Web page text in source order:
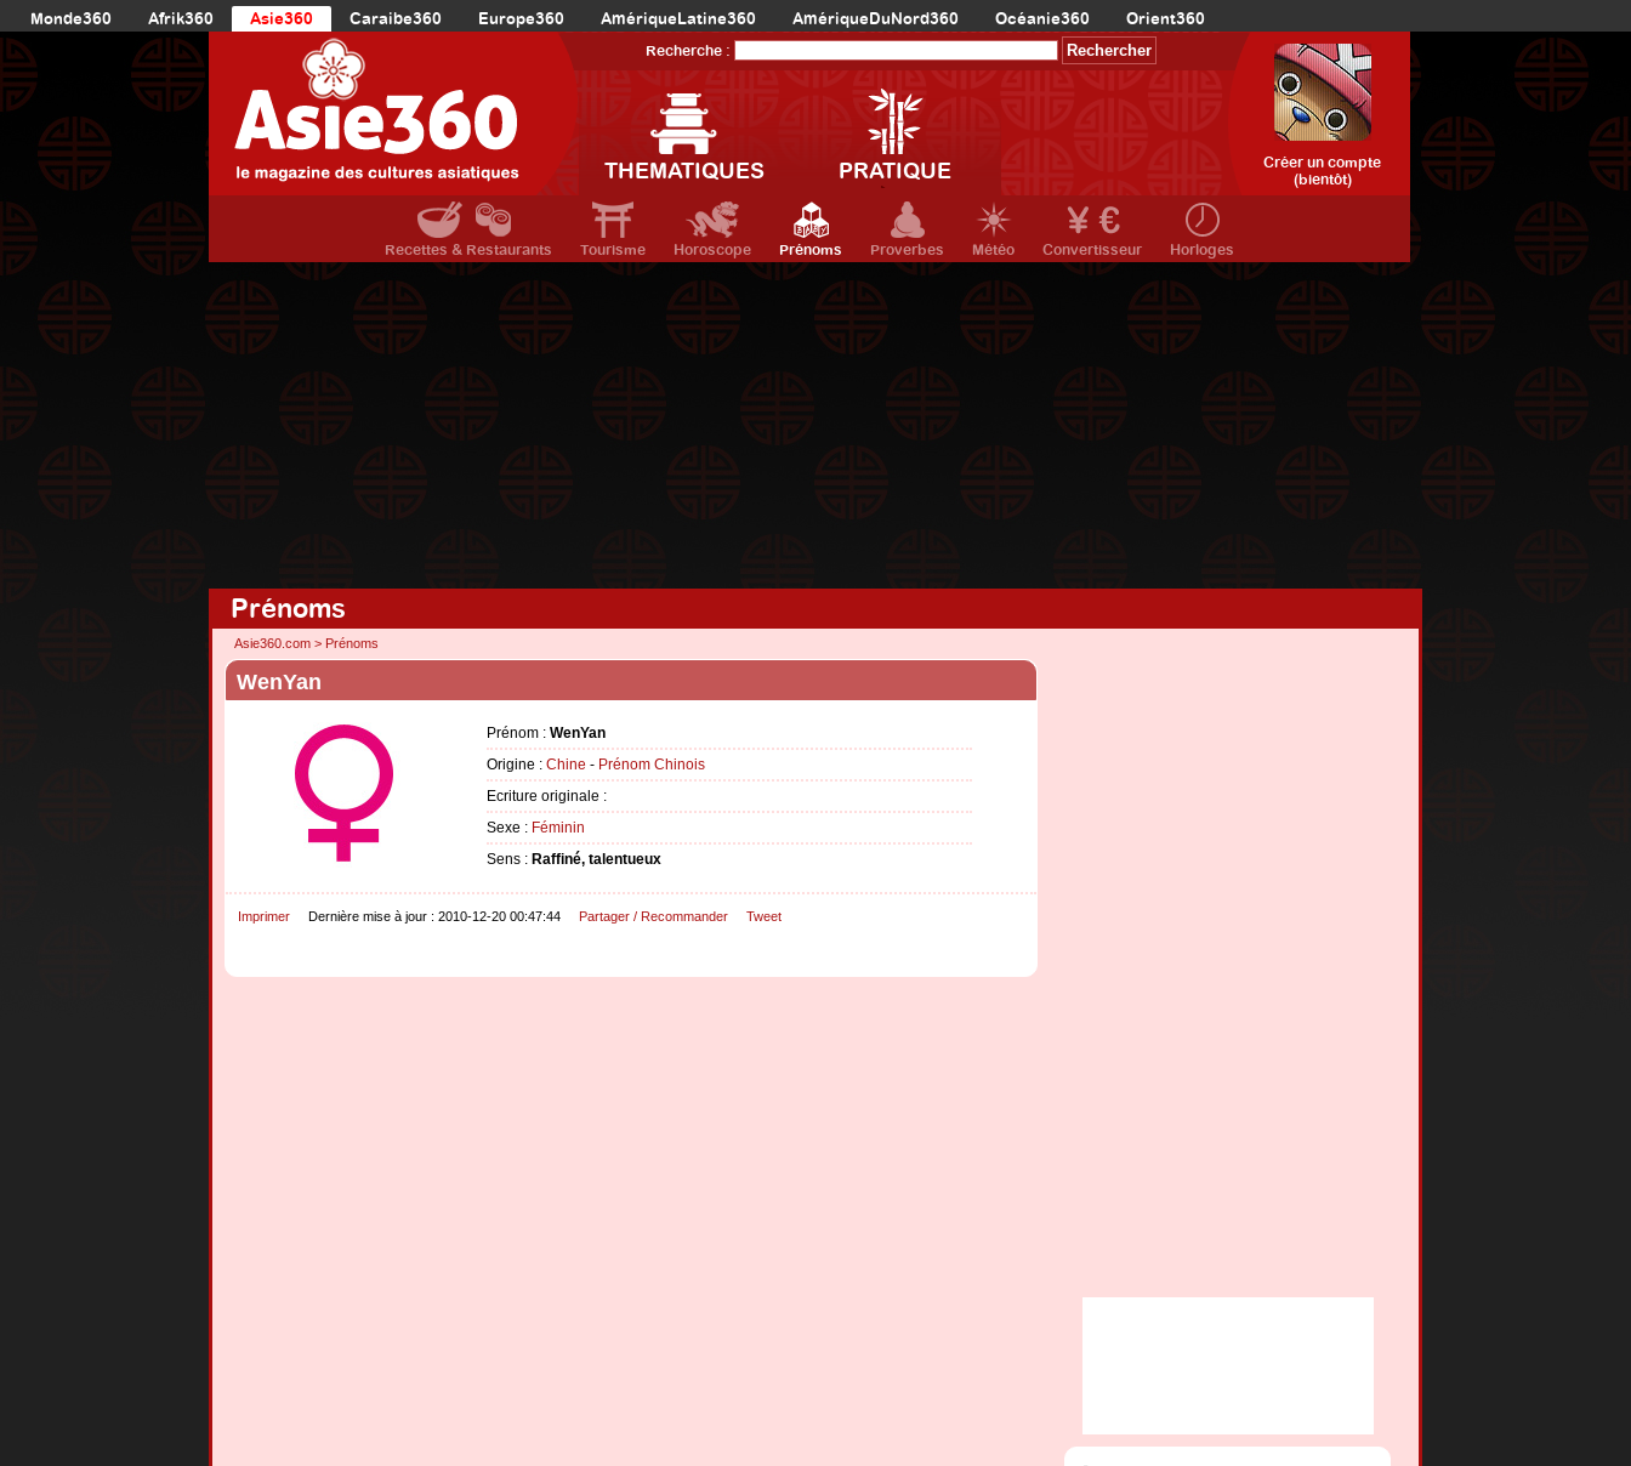
Monde360 Afrik360 Asie360 Caraibe360 Europe360 AmériqueLatine360 AmériqueDuNord360 Océanie360 Orient360
Recherche :
THEMATIQUES PRATIQUE
Créer un compte
(bientôt)
Recettes & Restaurants Tourisme Horoscope Prénoms Proverbes Météo Convertisseur Horloges
Prénoms
Asie360.com > Prénoms
WenYan
Prénom : WenYan
Origine : Chine - Prénom Chinois
Ecriture originale :
Sexe : Féminin
Sens : Raffiné, talentueux
Imprimer Dernière mise à jour : 2010-12-20 00:47:44 Partager / Recommander Tweet